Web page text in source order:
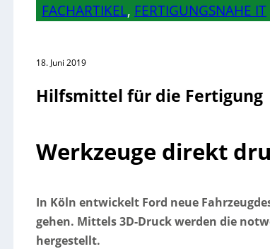
FACHARTIKEL, FERTIGUNGSNAHE IT
18. Juni 2019
Hilfsmittel für die Fertigung
Werkzeuge direkt
In Köln entwickelt Ford neue
gehen. Mittels 3D-Druck werden die
hergestellt.